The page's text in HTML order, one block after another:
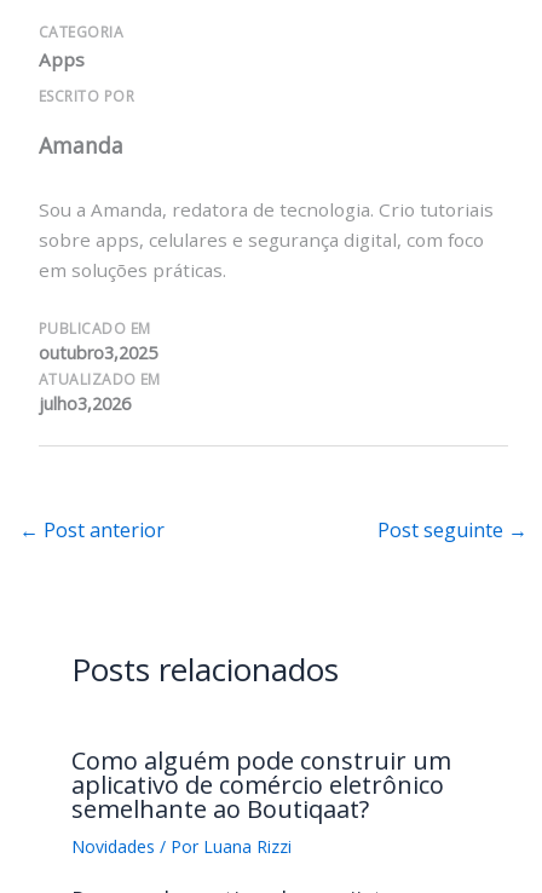
CATEGORIA
Apps
ESCRITO POR
Amanda
Sou a Amanda, redatora de tecnologia. Crio tutoriais
sobre apps, celulares e segurança digital, com foco
em soluções práticas.
PUBLICADO EM
outubro3,2025
ATUALIZADO EM
julho3,2026
← Post anterior Post seguinte →
Posts relacionados
Como alguém pode construir um
aplicativo de comércio eletrônico
semelhante ao Boutiqaat?
Novidades / Por Luana Rizzi